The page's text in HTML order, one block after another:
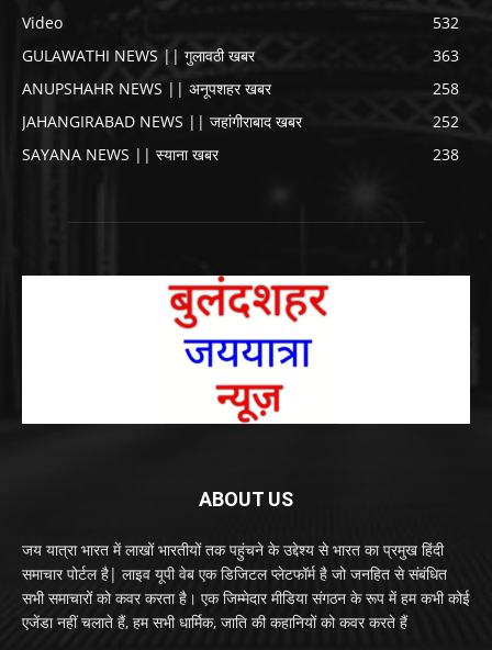
Video
532
GULAWATHI NEWS || गुलावठी खबर
363
ANUPSHAHR NEWS || अनूपशहर खबर
258
JAHANGIRABAD NEWS || जहांगीराबाद खबर
252
SAYANA NEWS || स्याना खबर
238
ABOUT US
जय यात्रा भारत में लाखों भारतीयों तक पहुंचने के उद्देश्य से भारत का प्रमुख हिंदी
समाचार पोर्टल है| लाइव यूपी वेब एक डिजिटल प्लेटफॉर्म है जो जनहित से संबंधित
सभी समाचारों को कवर करता है। एक जिम्मेदार मीडिया संगठन के रूप में हम कभी कोई
एजेंडा नहीं चलाते हैं, हम सभी धार्मिक, जाति की कहानियों को कवर करते हैं